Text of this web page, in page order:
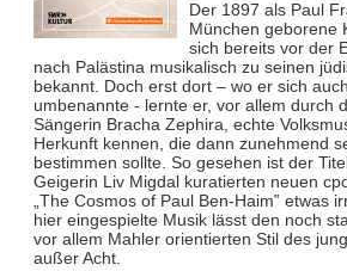
Der 1897 als Paul
München geborene
sich bereits vor der
nach Palästina musikalisch zu seinen
bekannt. Doch erst dort – wo er sich
umbenannte - lernte er, vor allem durch
Sängerin Bracha Zephira, echte
Herkunft kennen, die dann zunehmend
bestimmen sollte. So gesehen ist der
Geigerin Liv Migdal kuratierten neuen
„The Cosmos of Paul Ben-Haim‟ etwas
hier eingespielte Musik lässt den noch
vor allem Mahler orientierten Stil des
außer Acht.